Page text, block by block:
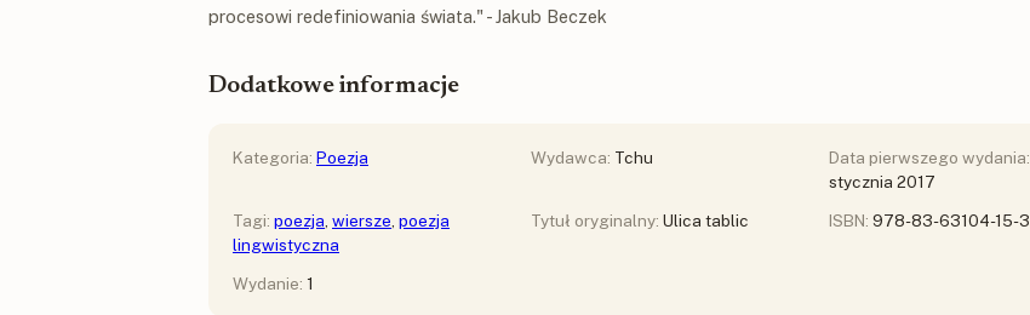
procesowi redefiniowania świata." - Jakub Beczek
Dodatkowe informacje
Kategoria: Poezja Wydawca: Tchu Data pierwszego wydania:
stycznia 2017
Tagi: poezja, wiersze, poezja
lingwistyczna
Tytuł oryginalny: Ulica tablic ISBN: 978-83-63104-15-3
Wydanie: 1